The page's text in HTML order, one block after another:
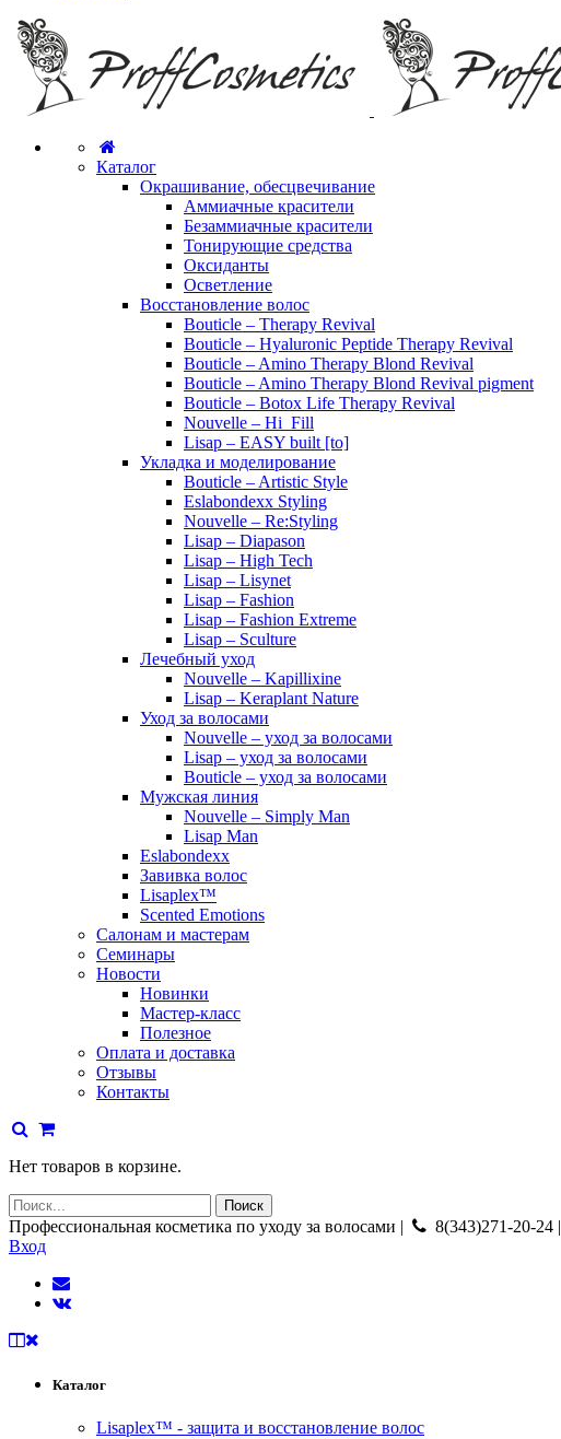
Каталог
Окрашивание, обесцвечивание
Аммиачные красители
Безаммиачные красители
Тонирующие средства
Оксиданты
Осветление
Восстановление волос
Bouticle – Therapy Revival
Bouticle – Hyaluronic Peptide Therapy Revival
Bouticle – Amino Therapy Blond Revival
Bouticle – Amino Therapy Blond Revival pigment
Bouticle – Botox Life Therapy Revival
Nouvelle – Hi_Fill
Lisap – EASY built [to]
Укладка и моделирование
Bouticle – Artistic Style
Eslabondexx Styling
Nouvelle – Re:Styling
Lisap – Diapason
Lisap – High Tech
Lisap – Lisynet
Lisap – Fashion
Lisap – Fashion Extreme
Lisap – Sculture
Лечебный уход
Nouvelle – Kapillixine
Lisap – Keraplant Nature
Уход за волосами
Nouvelle – уход за волосами
Lisap – уход за волосами
Bouticle – уход за волосами
Мужская линия
Nouvelle – Simply Man
Lisap Man
Eslabondexx
Завивка волос
Lisaplex™
Scented Emotions
Салонам и мастерам
Семинары
Новости
Новинки
Мастер-класс
Полезное
Оплата и доставка
Отзывы
Контакты
Нет товаров в корзине.
Профессиональная косметика по уходу за волосами | 8(343)271-20-24 |
Вход
Каталог
Lisaplex™ - защита и восстановление волос